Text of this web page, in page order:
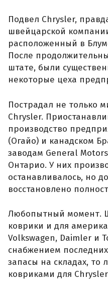
Подвел Chrysler,
швейцарской
расположенный в
После
штате, были
некоторые цеха
Пострадал не только
Chrysler.
производство
(Огайо) и канадском
заводам General
Онтарио. У них
останавливалось, но
восстановлено
Любопытный момент.
коврики и для
Volkswagen, Daimler и
снабжением
запасы на складах, то
ковриками для